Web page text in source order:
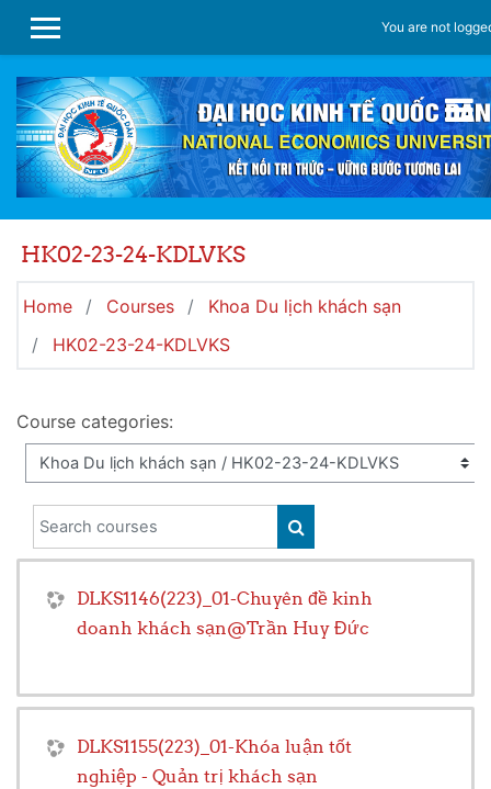
SIDE PANEL
You are not
HK02-23-24-KDLVKS
Home Courses
Khoa Du lịch khách sạn
HK02-23-24-KDLVKS
Course categories:
Search courses
SEARCH COURSES
DLKS1146(223)_01-Chuyên đề kinh
doanh khách sạn@Trần Huy Đức
DLKS1155(223)_01-Khóa luận tốt
nghiệp - Quản trị khách sạn